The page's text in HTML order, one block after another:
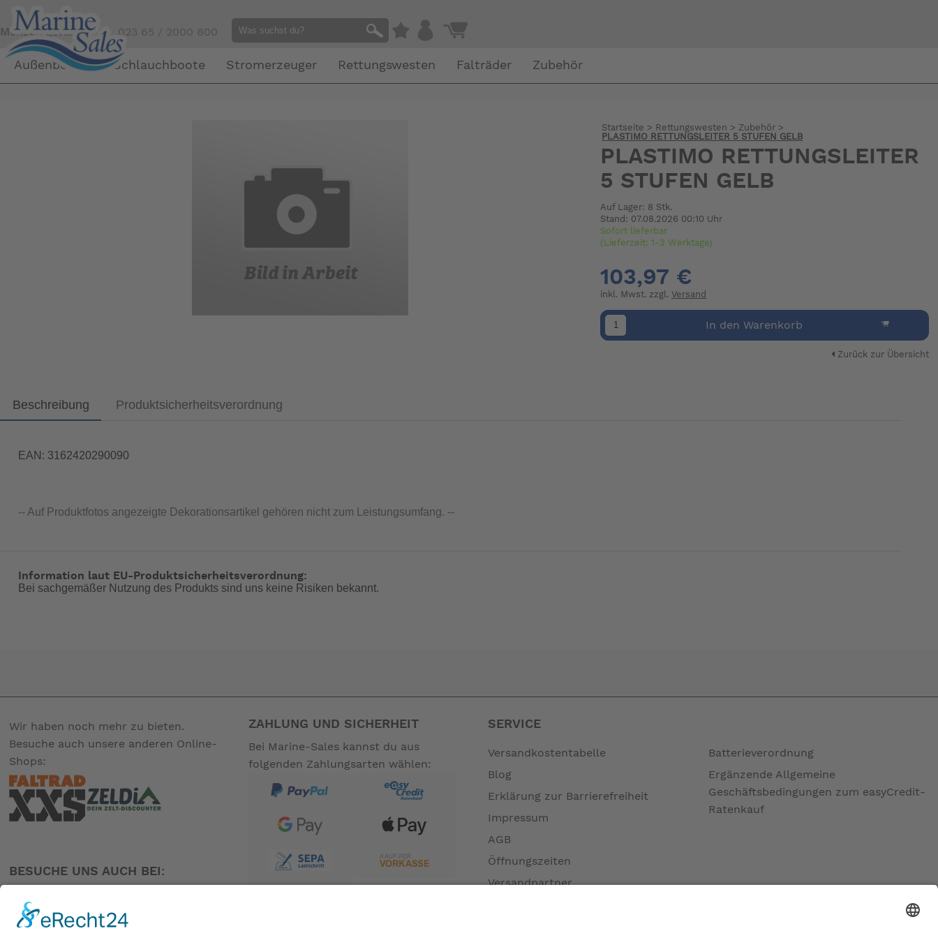
Mensch gefällig?Tel. 023 65 / 2000 800
Außenborder Schlauchboote Stromerzeuger Rettungswesten Falträder Zubehör
Startseite > Rettungswesten > Zubehör >
PLASTIMO RETTUNGSLEITER 5 STUFEN GELB
PLASTIMO RETTUNGSLEITER
5 STUFEN GELB
Auf Lager: 8 Stk.
Stand: 07.08.2026 00:10 Uhr
Sofort lieferbar
(Lieferzeit: 1-3 Werktage)
103,97 €
inkl. Mwst. zzgl.Versand
In den Warenkorb
Zurück zur Übersicht
Beschreibung Produktsicherheitsverordnung
EAN: 3162420290090
-- Auf Produktfotos angezeigte Dekorationsartikel gehören nicht zum Leistungsumfang. --
Information laut EU-Produktsicherheitsverordnung:
Bei sachgemäßer Nutzung des Produkts sind uns keine Risiken bekannt.
Wir haben noch mehr zu bieten.
Besuche auch unsere anderen Online-
Shops:
BESUCHE UNS AUCH BEI:
ZAHLUNG UND SICHERHEIT
Bei Marine-Sales kannst du aus
folgenden Zahlungsarten wählen:
SERVICE
Versandkostentabelle
Blog
Erklärung zur Barrierefreiheit
Impressum
AGB
Öffnungszeiten
Versandpartner
Batterieverordnung
Ergänzende Allgemeine
Geschäftsbedingungen zum easyCredit-
Ratenkauf